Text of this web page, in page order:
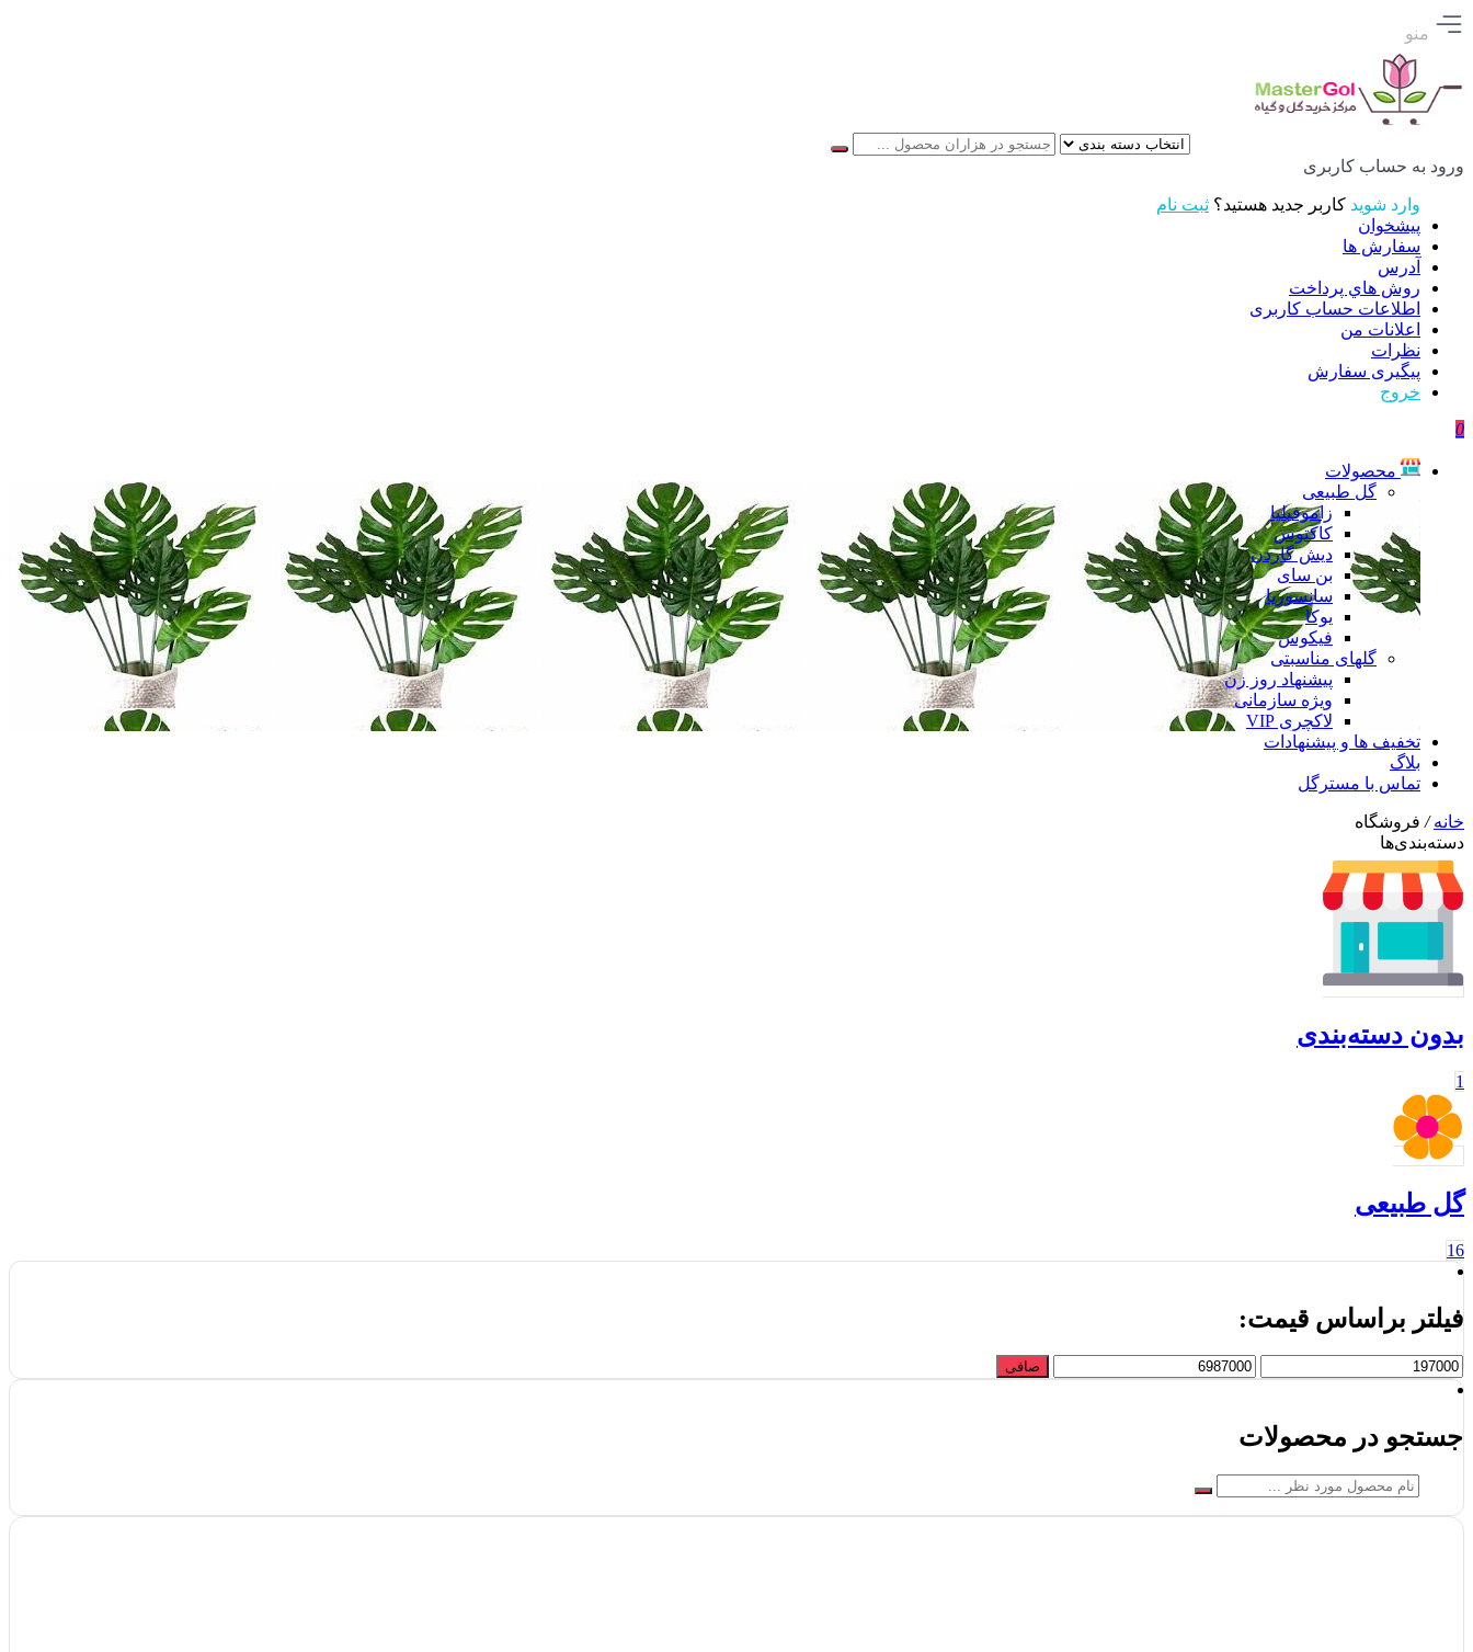
منو
ورود به حساب کاربری
وارد شوید کاربر جدید هستید؟ ثبت نام
پیشخوان
سفارش ها
آدرس
روش هاي پرداخت
اطلاعات حساب كاربری
اعلانات من
نظرات
پیگیری سفارش
خروج
0
محصولات
گل طبیعی
زاموفیلیا
کاکتوس
دیش گاردن
بن سای
سانسوریا
یوکا
فیکوس
گلهای مناسبتی
پیشنهاد روز زن
ویژه سازمانی
لاکچری VIP
تخفیف ها و پیشنهادات
بلاگ
تماس با مسترگل
خانه/ فروشگاه
دسته‌بندی‌ها
بدون دسته‌بندی
1
گل طبیعی
16
فیلتر براساس قیمت:
حداقل
قیمت
حداكثر
قيمت
صافی
جستجو در محصولات